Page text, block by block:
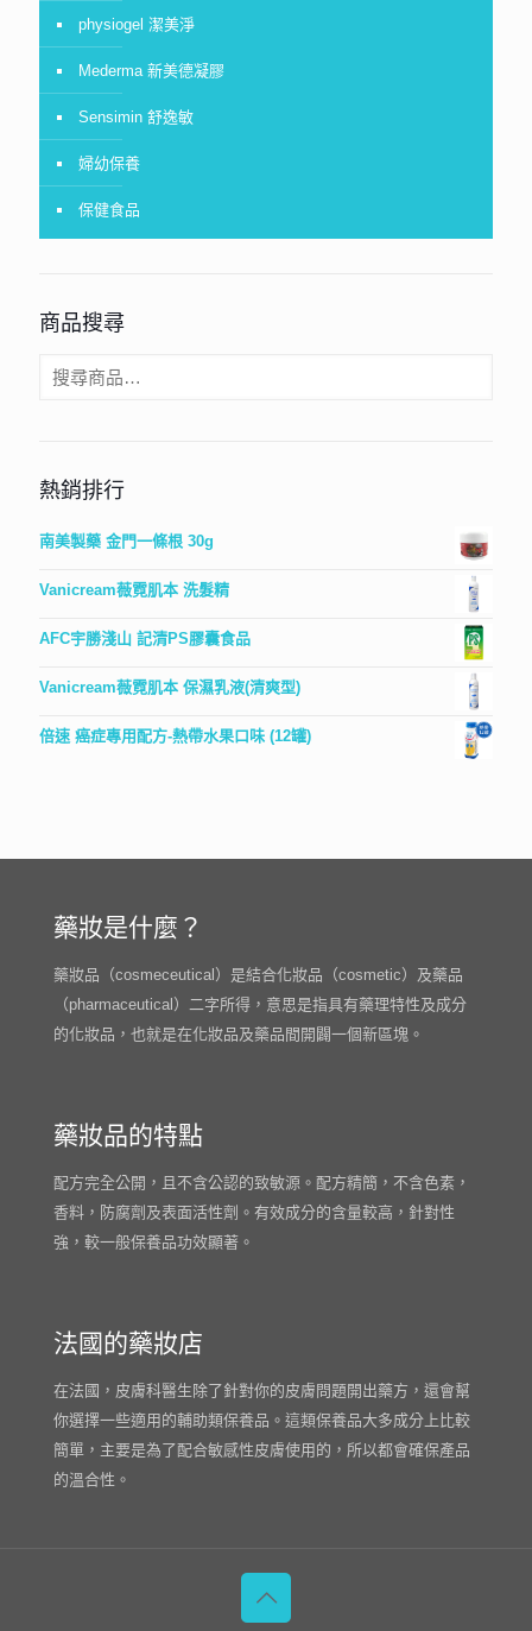
physiogel 潔美淨
Mederma 新美德凝膠
Sensimin 舒逸敏
婦幼保養
保健食品
商品搜尋
熱銷排行
南美製藥 金門一條根 30g
Vanicream薇霓肌本 洗髮精
AFC宇勝淺山 記清PS膠囊食品
Vanicream薇霓肌本 保濕乳液(清爽型)
倍速 癌症專用配方-熱帶水果口味 (12罐)
藥妝是什麼？
藥妝品（cosmeceutical）是結合化妝品（cosmetic）及藥品
（pharmaceutical）二字所得，意思是指具有藥理特性及成分
的化妝品，也就是在化妝品及藥品間開闢一個新區塊。
藥妝品的特點
配方完全公開，且不含公認的致敏源。配方精簡，不含色素，
香料，防腐劑及表面活性劑。有效成分的含量較高，針對性
強，較一般保養品功效顯著。
法國的藥妝店
在法國，皮膚科醫生除了針對你的皮膚問題開出藥方，還會幫
你選擇一些適用的輔助類保養品。這類保養品大多成分上比較
簡單，主要是為了配合敏感性皮膚使用的，所以都會確保產品
的溫合性。